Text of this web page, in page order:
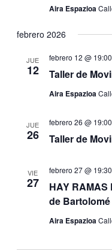
Aira Espazioa
febrero 2026
JUE
12 Taller de
febrero 12 @ 19:00
Aira Espazioa
JUE
26 Taller de
febrero 26 @ 19:00
VIE
27
HAY RAMAS
de
febrero 27 @ 19:30
Aira Espazioa